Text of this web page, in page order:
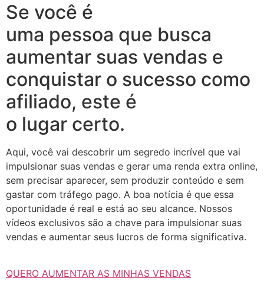
Se você é
uma pessoa que busca
aumentar suas vendas e
conquistar o sucesso como
afiliado, este é
o lugar certo.
Aqui, você vai descobrir um segredo incrível que vai
impulsionar suas vendas e gerar uma renda extra online,
sem precisar aparecer, sem produzir conteúdo e sem
gastar com tráfego pago. A boa notícia é que essa
oportunidade é real e está ao seu alcance. Nossos
vídeos exclusivos são a chave para impulsionar suas
vendas e aumentar seus lucros de forma significativa.
QUERO AUMENTAR AS MINHAS VENDAS